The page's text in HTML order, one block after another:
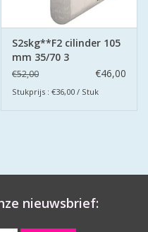
S2skg**F2 cilinder 105
mm 35/70 3
keerssleutels
€52,00 €46,00
Stukprijs : €36,00 / Stuk
nieuwsbrief: